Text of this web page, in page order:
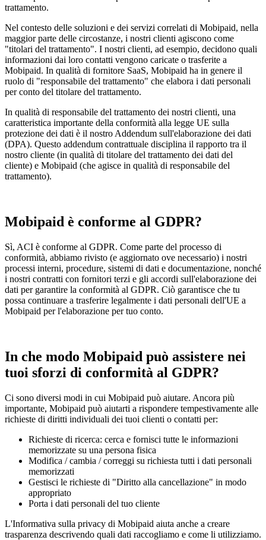
trattamento.
Nel contesto delle soluzioni e dei servizi correlati di Mobipaid, nella
maggior parte delle circostanze, i nostri clienti agiscono come
"titolari del trattamento". I nostri clienti, ad esempio, decidono quali
informazioni dai loro contatti vengono caricate o trasferite a
Mobipaid. In qualità di fornitore SaaS, Mobipaid ha in genere il
ruolo di "responsabile del trattamento" che elabora i dati personali
per conto del titolare del trattamento.
In qualità di responsabile del trattamento dei nostri clienti, una
caratteristica importante della conformità alla legge UE sulla
protezione dei dati è il nostro Addendum sull'elaborazione dei dati
(DPA). Questo addendum contrattuale disciplina il rapporto tra il
nostro cliente (in qualità di titolare del trattamento dei dati del
cliente) e Mobipaid (che agisce in qualità di responsabile del
trattamento).
Mobipaid è conforme al GDPR?
Sì, ACI è conforme al GDPR. Come parte del processo di
conformità, abbiamo rivisto (e aggiornato ove necessario) i nostri
processi interni, procedure, sistemi di dati e documentazione, nonché
i nostri contratti con fornitori terzi e gli accordi sull'elaborazione dei
dati per garantire la conformità al GDPR. Ciò garantisce che tu
possa continuare a trasferire legalmente i dati personali dell'UE a
Mobipaid per l'elaborazione per tuo conto.
In che modo Mobipaid può assistere nei
tuoi sforzi di conformità al GDPR?
Ci sono diversi modi in cui Mobipaid può aiutare. Ancora più
importante, Mobipaid può aiutarti a rispondere tempestivamente alle
richieste di diritti individuali dei tuoi clienti o contatti per:
Richieste di ricerca: cerca e fornisci tutte le informazioni
memorizzate su una persona fisica
Modifica / cambia / correggi su richiesta tutti i dati personali
memorizzati
Gestisci le richieste di "Diritto alla cancellazione" in modo
appropriato
Porta i dati personali del tuo cliente
L'Informativa sulla privacy di Mobipaid aiuta anche a creare
trasparenza descrivendo quali dati raccogliamo e come li utilizziamo.